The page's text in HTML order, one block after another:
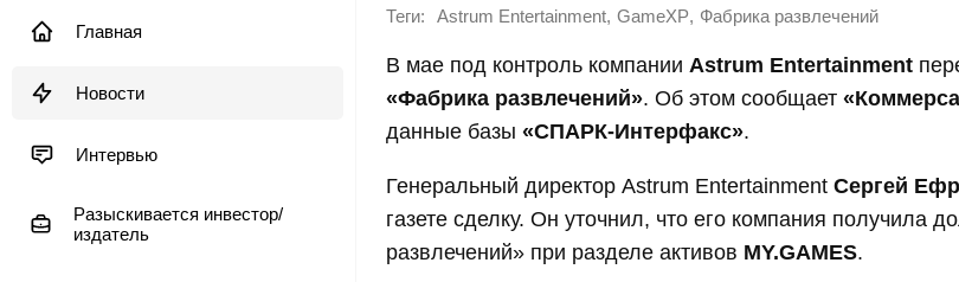
Главная
Новости
Интервью
Разыскивается инвестор/
издатель
Теги: Astrum Entertainment, GameXP, Фабрика развлечений
В мае под контроль компании Astrum Entertainment
«Фабрика развлечений». Об этом сообщает
данные базы «СПАРК-Интерфакс».
Генеральный директор Astrum Entertainment Сергей
газете сделку. Он уточнил, что его компания
развлечений» при разделе активов MY.GAMES.